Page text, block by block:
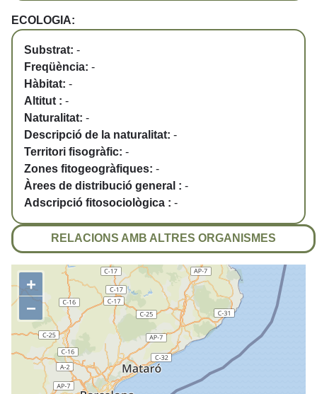
ECOLOGIA:
Substrat: -
Freqüència: -
Hàbitat: -
Altitut : -
Naturalitat: -
Descripció de la naturalitat: -
Territori fisogràfic: -
Zones fitogeogràfiques: -
Àrees de distribució general : -
Adscripció fitosociològica : -
RELACIONS AMB ALTRES ORGANISMES
+
−